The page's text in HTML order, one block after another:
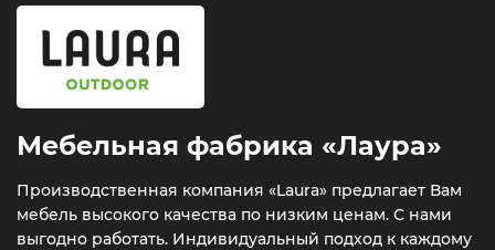
Мебельная фабрика «Лаура»
Производственная компания «Laura» предлагает Вам
мебель высокого качества по низким ценам. С нами
выгодно работать. Индивидуальный подход к каждому